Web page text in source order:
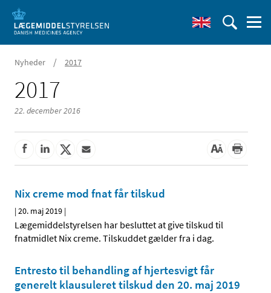
Nyheder / 2017
2017
22. december 2016
Nix creme mod fnat får tilskud
|20. maj 2019 |
Lægemiddelstyrelsen har besluttet at give tilskud til
fnatmidlet Nix creme. Tilskuddet gælder fra i dag.
Entresto til behandling af hjertesvigt får
generelt klausuleret tilskud den 20. maj 2019